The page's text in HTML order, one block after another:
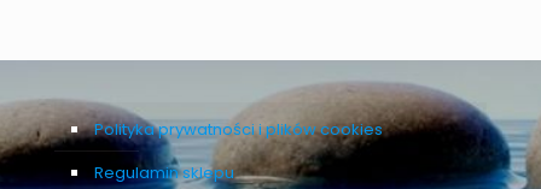
Polityka prywatności i plików cookies
Regulamin sklepu